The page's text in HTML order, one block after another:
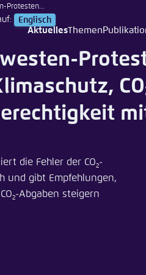
AktuellesThemen
Protesten...
Englisch
die Fehler der CO2-
und gibt Empfehlungen,
2-Abgaben steigern
Melden
Passwort
Englisch
Diese
Wählen
möchten.
Close